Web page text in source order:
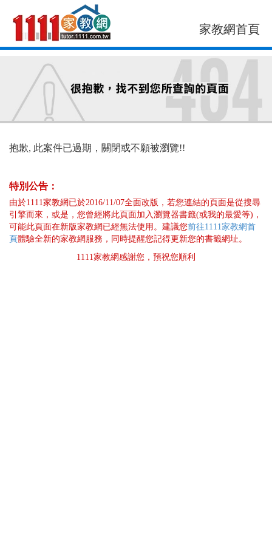
家教網首頁
找老師
找案件
抱歉, 此案件已過期，關閉或不願被瀏覽!!
特別公告：
由於1111家教網已於2016/11/07全面改版，若您連結的頁面是從搜尋
引擎而來，或是，您曾經將此頁面加入瀏覽器書籤(或我的最愛等)，
可能此頁面在新版家教網已經無法使用。建議您前往1111家教網首
頁體驗全新的家教網服務，同時提醒您記得更新您的書籤網址。
1111家教網感謝您，預祝您順利